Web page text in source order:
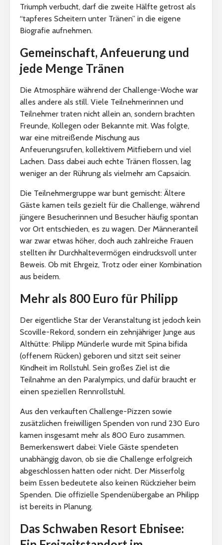
Triumph verbucht, darf die zweite Hälfte getrost als
“tapferes Scheitern unter Tränen” in die eigene
Biografie aufnehmen.
Gemeinschaft, Anfeuerung und
jede Menge Tränen
Die Atmosphäre während der Challenge-Woche war
alles andere als still. Viele Teilnehmerinnen und
Teilnehmer traten nicht allein an, sondern brachten
Freunde, Kollegen oder Bekannte mit. Was folgte,
war eine mitreißende Mischung aus
Anfeuerungsrufen, kollektivem Mitfiebern und viel
Lachen. Dass dabei auch echte Tränen flossen, lag
weniger an der Rührung als vielmehr am Capsaicin.
Die Teilnehmergruppe war bunt gemischt: Ältere
Gäste kamen teils gezielt für die Challenge, während
jüngere Besucherinnen und Besucher häufig spontan
vor Ort entschieden, es zu wagen. Der Männeranteil
war zwar etwas höher, doch auch zahlreiche Frauen
stellten ihr Durchhaltevermögen eindrucksvoll unter
Beweis. Ob mit Ehrgeiz, Trotz oder einer Kombination
aus beidem.
Mehr als 800 Euro für Philipp
Der eigentliche Star der Veranstaltung ist jedoch kein
Scoville-Rekord, sondern ein zehnjähriger Junge aus
Althütte: Philipp Münderle wurde mit Spina bifida
(offenem Rücken) geboren und sitzt seit seiner
Kindheit im Rollstuhl. Sein großes Ziel ist die
Teilnahme an den Paralympics, und dafür braucht er
einen speziellen Rennrollstuhl.
Aus den verkauften Challenge-Pizzen sowie
zusätzlichen freiwilligen Spenden von rund 230 Euro
kamen insgesamt mehr als 800 Euro zusammen.
Bemerkenswert dabei: Viele Gäste spendeten
unabhängig davon, ob sie die Challenge erfolgreich
abgeschlossen hatten oder nicht. Der Misserfolg
beim Essen bedeutete also keinen Rückzieher beim
Spenden. Die offizielle Spendenübergabe an Philipp
ist bereits in Planung.
Das Schwaben Resort Ebnisee: